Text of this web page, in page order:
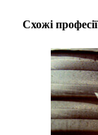
Схожі професії